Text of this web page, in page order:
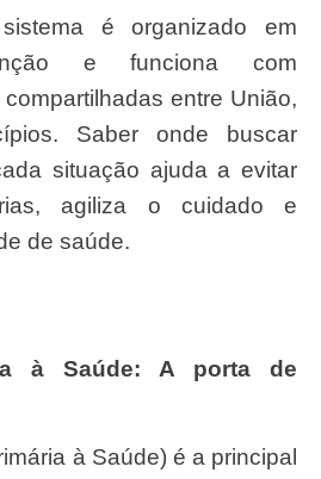
é organizado em
e funciona com
entre União,
Saber onde buscar
situação ajuda a evitar
agiliza o cuidado e
de saúde.